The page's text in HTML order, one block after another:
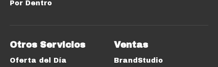
Por Dentro
Otros Servicios
Oferta del Día
Ventas
BrandStudio